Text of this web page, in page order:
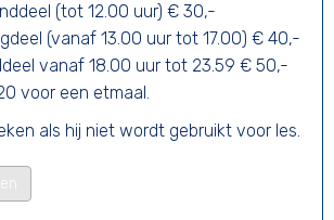
(tot 12.00 uur) € 30,-
(vanaf 13.00 uur tot 17.00) € 40,-
vanaf 18.00 uur tot 23.59 € 50,-
voor een etmaal.
als hij niet wordt gebruikt voor les.